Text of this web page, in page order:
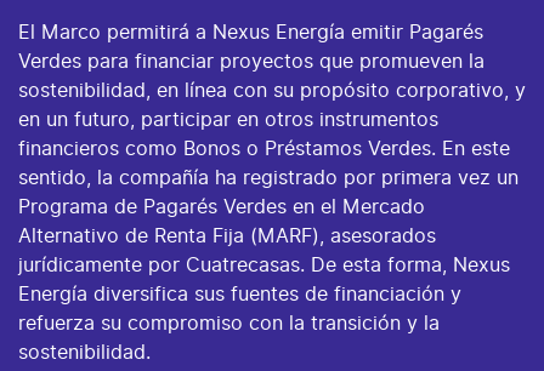
El Marco permitirá a Nexus Energía emitir Pagarés
Verdes para financiar proyectos que promueven la
sostenibilidad, en línea con su propósito corporativo, y
en un futuro, participar en otros instrumentos
financieros como Bonos o Préstamos Verdes. En este
sentido, la compañía ha registrado por primera vez un
Programa de Pagarés Verdes en el Mercado
Alternativo de Renta Fija (MARF), asesorados
jurídicamente por Cuatrecasas. De esta forma, Nexus
Energía diversifica sus fuentes de financiación y
refuerza su compromiso con la transición y la
sostenibilidad.